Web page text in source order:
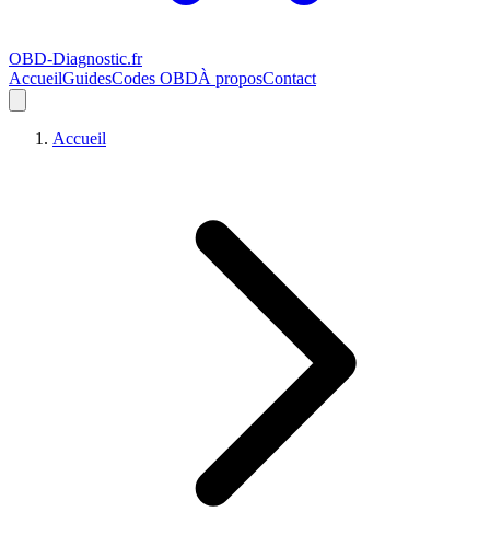
OBD-Diagnostic.fr
AccueilGuidesCodes OBDÀ proposContact
Accueil